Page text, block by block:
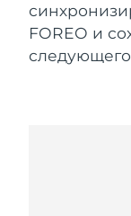
FOREO и
Испания